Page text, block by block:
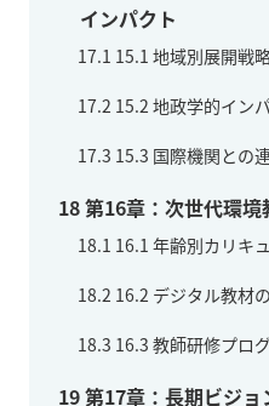
インパクト
17.1 15.1 地域別展開戦
17.2 15.2 地政学的イン
17.3 15.3 国際機関との
18第16章：次世代環
18.1 16.1 年齢別カリキ
18.2 16.2 デジタル教材
18.3 16.3 教師研修プロ
19第17章：長期ビジ